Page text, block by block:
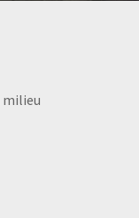
milieu